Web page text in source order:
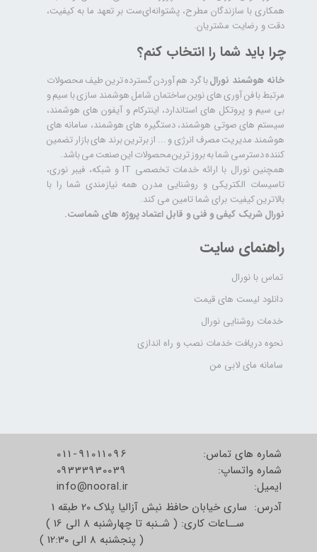
همکاری با سازندگان مطرح، پشتوانه‌ای‌ست بر تعهد ما به کیفیت،
دقت و رضایت مشتریان.
راهنمای سایت
تماس با نورال
دانلود لیست های قیمت
خدمات روشنایی نورال
نحوه دریافت خدمات نصب و راه اندازی
سامانه مای لابی من
چرا باید شما را انتخاب کنم؟
خانه هوشمند نورالبا گرد هم آوردن گسترده ترین طیف محصولات
مرتبط با فن آوری های نوین ساختمان شامل هوشمند سازی با سیم و
بی سیم و پروتکل های استاندارد، اینترکام و آیفون های هوشمند،
سیستم های صوتی هوشمند، دستگیره های هوشمند، سامانه های
هوشمند مدیریت مصرف انرژی و ... از برترین برند های بازار تضمین
کننده دسترسی شما به بروز ترین محصولات این صنعت می باشد.
همچنین نورال با ارائه خدمات تخصصی IT و شبکه، فیبر نوری،
تاسیسات الکتریکی و روشنایی مدرن همه نیازمندی شما را با
بالاترین کیفیت برای شما تامین می کند.
نورال شریک کیفی و فنی و قابل اعتماد پروژه های شماست.
شماره های تماس:
شماره واتساپ:
​​​​​​​ایمیل:
011-91011096
09333930039
info@nooral.ir
آدرس: ساری خیابان حافظ نبش آزالیا پلاک 20 طبقه 1
ســاعات کاری: ( شـنبه تا چهارشنبه 8 الی 16 )
( پنجشنبه 8 الی 12:30 )